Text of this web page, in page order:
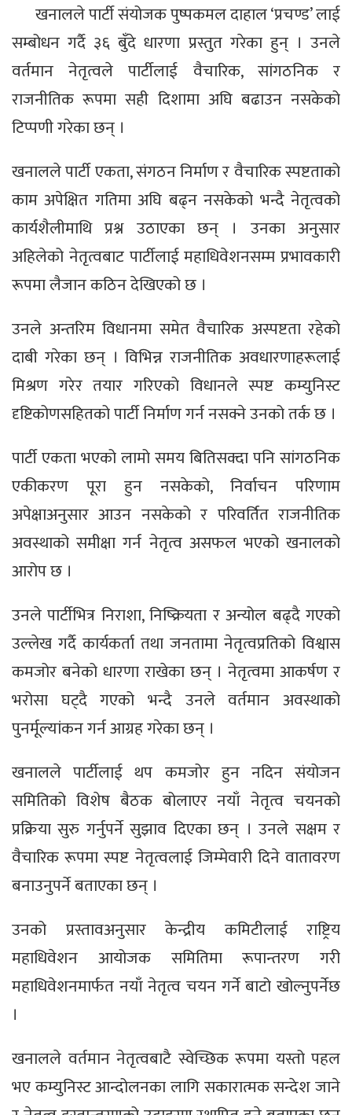
खनालले पार्टी संयोजक पुष्पकमल दाहाल ‘प्रचण्ड’ लाई
सम्बोधन गर्दै ३६ बुँदे धारणा प्रस्तुत गरेका हुन् । उनले
वर्तमान नेतृत्वले पार्टीलाई वैचारिक, सांगठनिक र
राजनीतिक रूपमा सही दिशामा अघि बढाउन नसकेको
टिप्पणी गरेका छन् ।
खनालले पार्टी एकता, संगठन निर्माण र वैचारिक स्पष्टताको
काम अपेक्षित गतिमा अघि बढ्न नसकेको भन्दै नेतृत्वको
कार्यशैलीमाथि प्रश्न उठाएका छन् । उनका अनुसार
अहिलेको नेतृत्वबाट पार्टीलाई महाधिवेशनसम्म प्रभावकारी
रूपमा लैजान कठिन देखिएको छ ।
उनले अन्तरिम विधानमा समेत वैचारिक अस्पष्टता रहेको
दाबी गरेका छन् । विभिन्न राजनीतिक अवधारणाहरूलाई
मिश्रण गरेर तयार गरिएको विधानले स्पष्ट कम्युनिस्ट
दृष्टिकोणसहितको पार्टी निर्माण गर्न नसक्ने उनको तर्क छ ।
पार्टी एकता भएको लामो समय बितिसक्दा पनि सांगठनिक
एकीकरण पूरा हुन नसकेको, निर्वाचन परिणाम
अपेक्षाअनुसार आउन नसकेको र परिवर्तित राजनीतिक
अवस्थाको समीक्षा गर्न नेतृत्व असफल भएको खनालको
आरोप छ ।
उनले पार्टीभित्र निराशा, निष्क्रियता र अन्योल बढ्दै गएको
उल्लेख गर्दै कार्यकर्ता तथा जनतामा नेतृत्वप्रतिको विश्वास
कमजोर बनेको धारणा राखेका छन् । नेतृत्वमा आकर्षण र
भरोसा घट्दै गएको भन्दै उनले वर्तमान अवस्थाको
पुनर्मूल्यांकन गर्न आग्रह गरेका छन् ।
खनालले पार्टीलाई थप कमजोर हुन नदिन संयोजन
समितिको विशेष बैठक बोलाएर नयाँ नेतृत्व चयनको
प्रक्रिया सुरु गर्नुपर्ने सुझाव दिएका छन् । उनले सक्षम र
वैचारिक रूपमा स्पष्ट नेतृत्वलाई जिम्मेवारी दिने वातावरण
बनाउनुपर्ने बताएका छन् ।
उनको प्रस्तावअनुसार केन्द्रीय कमिटीलाई राष्ट्रिय
महाधिवेशन आयोजक समितिमा रूपान्तरण गरी
महाधिवेशनमार्फत नयाँ नेतृत्व चयन गर्ने बाटो खोल्नुपर्नेछ
।
खनालले वर्तमान नेतृत्वबाटै स्वेच्छिक रूपमा यस्तो पहल
भए कम्युनिस्ट आन्दोलनका लागि सकारात्मक सन्देश जाने